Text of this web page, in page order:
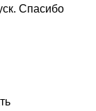
Спасибо